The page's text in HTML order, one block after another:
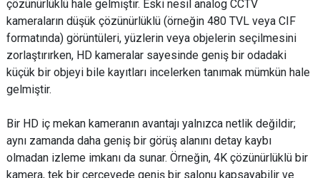
çözünürlüklü hale gelmiştir. Eski nesil analog CCTV
kameraların düşük çözünürlüklü (örneğin 480 TVL veya CIF
formatında) görüntüleri, yüzlerin veya objelerin seçilmesini
zorlaştırırken, HD kameralar sayesinde geniş bir odadaki
küçük bir objeyi bile kayıtları incelerken tanımak mümkün hale
gelmiştir.
Bir HD iç mekan kameranın avantajı yalnızca netlik değildir;
aynı zamanda daha geniş bir görüş alanını detay kaybı
olmadan izleme imkanı da sunar. Örneğin, 4K çözünürlüklü bir
kamera, tek bir çerçevede geniş bir salonu kapsayabilir ve